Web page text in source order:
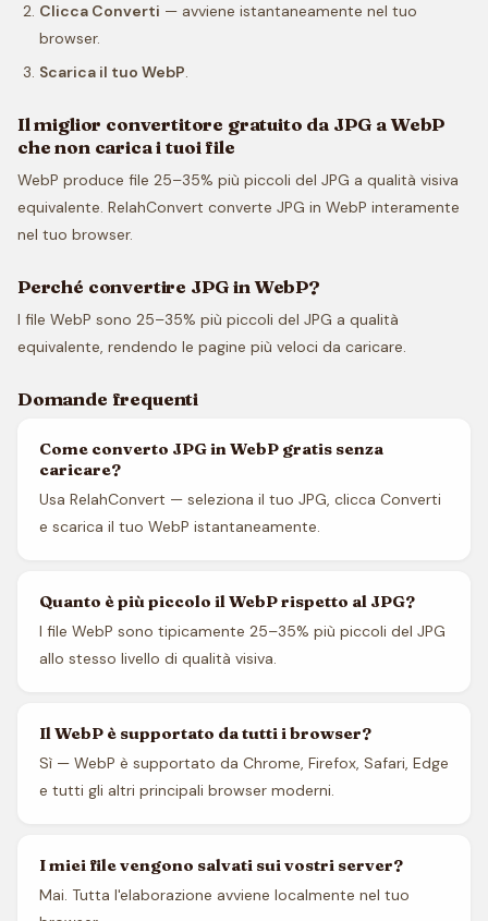
Clicca Converti — avviene istantaneamente nel tuo
browser.
Scarica il tuo WebP.
Il miglior convertitore gratuito da JPG a WebP
che non carica i tuoi file
WebP produce file 25–35% più piccoli del JPG a qualità visiva
equivalente. RelahConvert converte JPG in WebP interamente
nel tuo browser.
Perché convertire JPG in WebP?
I file WebP sono 25–35% più piccoli del JPG a qualità
equivalente, rendendo le pagine più veloci da caricare.
Domande frequenti
Come converto JPG in WebP gratis senza
caricare?
Usa RelahConvert — seleziona il tuo JPG, clicca Converti
e scarica il tuo WebP istantaneamente.
Quanto è più piccolo il WebP rispetto al JPG?
I file WebP sono tipicamente 25–35% più piccoli del JPG
allo stesso livello di qualità visiva.
Il WebP è supportato da tutti i browser?
Sì — WebP è supportato da Chrome, Firefox, Safari, Edge
e tutti gli altri principali browser moderni.
I miei file vengono salvati sui vostri server?
Mai. Tutta l'elaborazione avviene localmente nel tuo